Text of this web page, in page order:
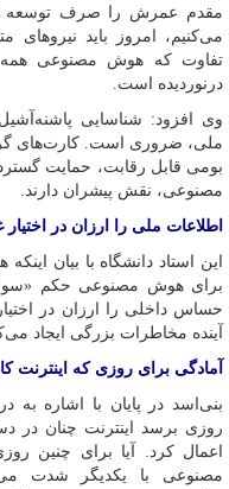
مقدم عمرش را صرف توسعه
می‌کنیم، امروز باید نیروهای
تفاوت که هوش مصنوعی همه
درنوردیده است.
وی افزود: شناسایی
ملی، ضروری است. کارت‌های
بومی قابل رقابت، حمایت
مصنوعی، نقش پیشران دارند.
اطلاعات ملی را ارزان در اختیار
این استاد دانشگاه با بیان
برای هوش مصنوعی حکم
حساس داخلی را ارزان در
آینده مخاطرات بزرگی ایجاد
آمادگی برای روزی که اینترنت
بنی‌اسد در پایان با اشاره
روزی برسد اینترنت چنان در
اعمال کرد. آیا برای چنین
مصنوعی با یکدیگر شدت